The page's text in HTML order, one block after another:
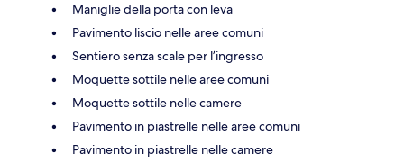
Maniglie della porta con leva
Pavimento liscio nelle aree comuni
Sentiero senza scale per l’ingresso
Moquette sottile nelle aree comuni
Moquette sottile nelle camere
Pavimento in piastrelle nelle aree comuni
Pavimento in piastrelle nelle camere